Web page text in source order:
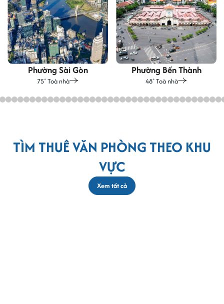
Phường Sài Gòn
75+ Toà nhà
Phường Bến Thành
48+ Toà nhà
TÌM THUÊ VĂN PHÒNG THEO KHU
VỰC
Xem tất cả